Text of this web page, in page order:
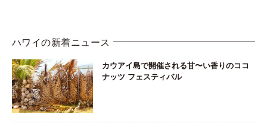
ハワイの新着ニュース
カウアイ島で開催される甘〜い香りのココ
ナッツ フェスティバル